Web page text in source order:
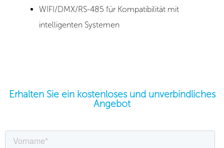
WIFI/DMX/RS-485 für Kompatibilität mit
intelligenten Systemen
Erhalten Sie ein kostenloses und unverbindliches
Angebot